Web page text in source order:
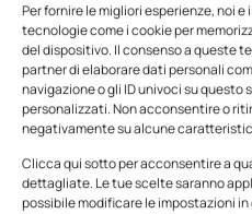
Per fornire le migliori esperienze, noi
tecnologie come i cookie per
del dispositivo. Il consenso a queste
partner di elaborare dati personali
navigazione o gli ID univoci su questo
personalizzati. Non acconsentire o
negativamente su alcune
Clicca qui sotto per acconsentire a
dettagliate. Le tue scelte saranno
possibile modificare le impostazioni
n.5 - Giugno 2026 n.4 -
Edicola Web